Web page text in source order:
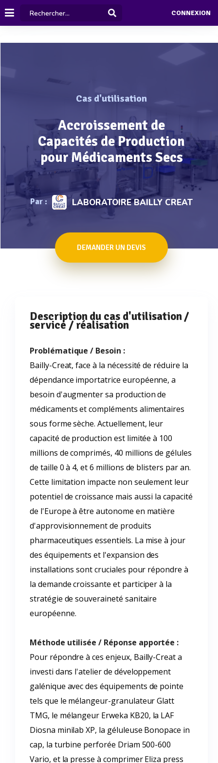
CONNEXION
Cas d'utilisation
Accroissement de
Capacités de Production
pour Médicaments Secs
Par : LABORATOIRE BAILLY CREAT
DEMANDER UN DEVIS
Description du cas d'utilisation /
service / réalisation
Problématique / Besoin :
Bailly-Creat, face à la nécessité de réduire la
dépendance importatrice européenne, a
besoin d'augmenter sa production de
médicaments et compléments alimentaires
sous forme sèche. Actuellement, leur
capacité de production est limitée à 100
millions de comprimés, 40 millions de gélules
de taille 0 à 4, et 6 millions de blisters par an.
Cette limitation impacte non seulement leur
potentiel de croissance mais aussi la capacité
de l'Europe à être autonome en matière
d'approvisionnement de produits
pharmaceutiques essentiels. La mise à jour
des équipements et l'expansion des
installations sont cruciales pour répondre à
la demande croissante et participer à la
stratégie de souveraineté sanitaire
européenne.
Méthode utilisée / Réponse apportée :
Pour répondre à ces enjeux, Bailly-Creat a
investi dans l'atelier de développement
galénique avec des équipements de pointe
tels que le mélangeur-granulateur Glatt
TMG, le mélangeur Erweka KB20, la LAF
Diosna minilab XP, la géluleuse Bonopace in
cap, la turbine perforée Driam 500-600
Vario, et la presse à comprimer Eliza press